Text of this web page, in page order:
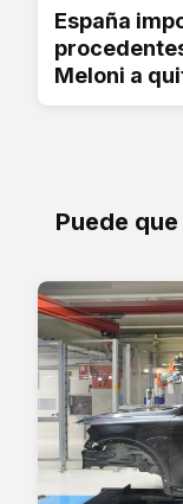
España
Meloni a
Puede